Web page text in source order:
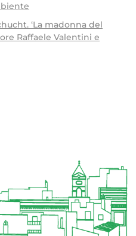
‘La madonna del
Raffaele Valentini e